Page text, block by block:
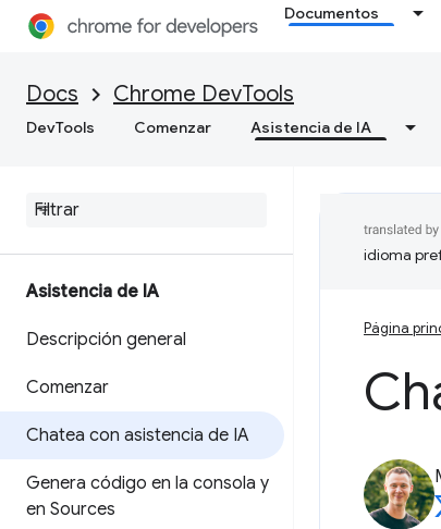
Documentos
Docs Chrome DevTools
DevTools Comenzar Asistencia de IA
Asistencia de IA
Descripción general
Comenzar
Chatea con asistencia de IA
Genera código en la consola y
en Sources
idioma
Página